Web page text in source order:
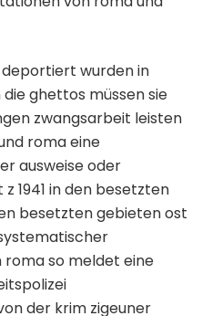
deportiert wurden in
ghettos müssen sie
zwangsarbeit leisten
roma eine
ausweise oder
1941 in den besetzten
besetzten gebieten ost
roma so meldet eine
der krim zigeuner